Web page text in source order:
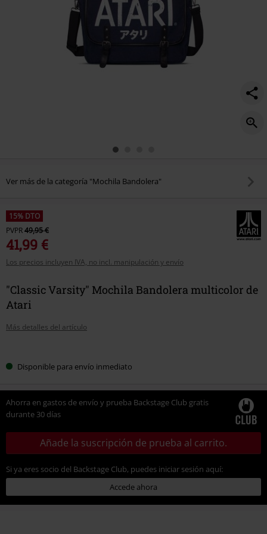
Ver más de la categoría "Mochila Bandolera"
15% DTO
PVPR49,95 €
41,99 €
Los precios incluyen IVA, no incl. manipulación y envío
"Classic Varsity" Mochila Bandolera multicolor de
Atari
Más detalles del artículo
tu Disponible para envío inmediato
Ahorra en gastos de envío y prueba Backstage Club gratis
durante 30 días
Añade la suscripción de prueba al carrito.
Si ya eres socio del Backstage Club, puedes iniciar sesión aquí:
Accede ahora